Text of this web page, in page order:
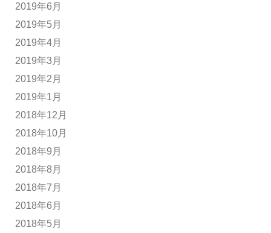
2019年6月
2019年5月
2019年4月
2019年3月
2019年2月
2019年1月
2018年12月
2018年10月
2018年9月
2018年8月
2018年7月
2018年6月
2018年5月